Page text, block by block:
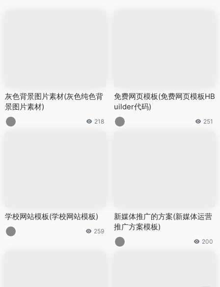
灰色背景图片素材(灰色纯色背
景图片素材)
218
免费网页模板(免费网页模板HB
uilder代码)
251
学校网站模板(学校网站模板)
259
新媒体推广的方案(新媒体运营
推广方案模板)
200